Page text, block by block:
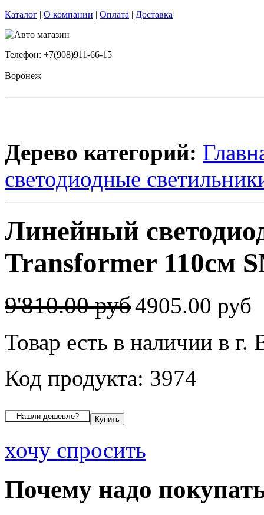
Каталог | О компании | Оплата | Доставка
Телефон: +7(908)911-66-15
Воронеж
Дерево категорий:
светодиодные
Линейный
Transformer 110см
9'810.00 руб4905.00 руб
Товар есть в наличии в г.
Код продукта: 3974
хочу спросить
Почему надо